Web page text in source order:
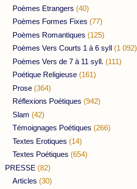
Poèmes Etrangers (40)
Poèmes Formes Fixes (77)
Poèmes Romantiques (125)
Poèmes Vers Courts 1 à 6 syll (1 092)
Poèmes Vers de 7 à 11 syll. (111)
Poétique Religieuse (161)
Prose (364)
Réflexions Poétiques (942)
Slam (42)
Témoignages Poétiques (266)
Textes Erotiques (14)
Textes Poétiques (654)
PRESSE (82)
Articles (30)